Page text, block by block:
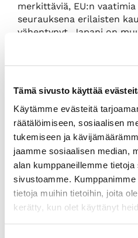
Tämä sivusto käyttää
Käytämme evästeitä
räätälöimiseen, sosiaalisen
tukemiseen ja
jaamme sosiaalisen median,
alan kumppaneillemme
sivustoamme.
tietoja muihin tietoihin, joita
kerätty, kun olet käyttänyt
merkittäviä, EU:n
seurauksena erilaisten
vähentynyt. Japani on
tietokantaan, jotta se voi
Japanin välisen
Hakemus rekisteröidyksi
tullilomakkeella 1051s.
toimituksille
Lisätietoa:
Lisätietoja
http://ec.europa.eu/
focus/eu-japan-